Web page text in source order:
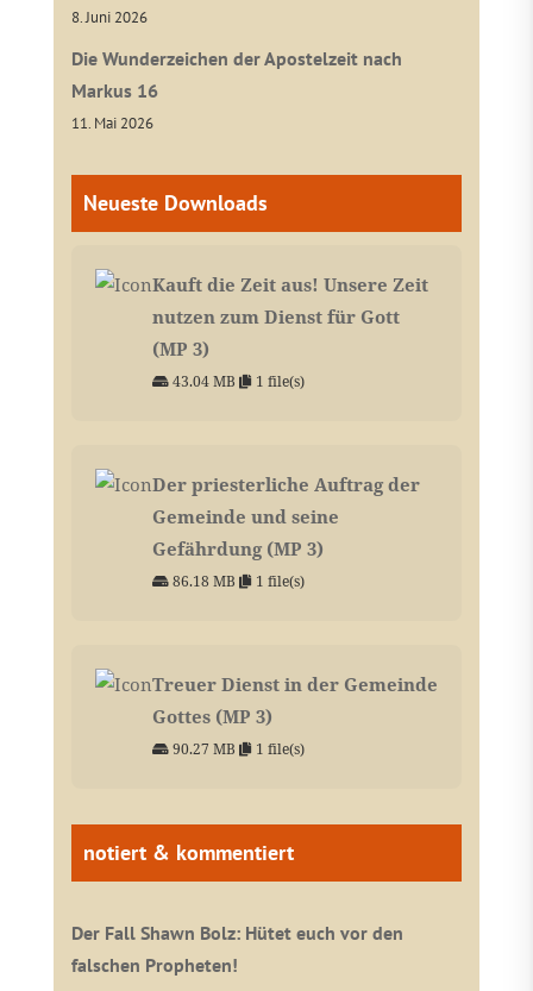
8. Juni 2026
Die Wunderzeichen der Apostelzeit nach
Markus 16
11. Mai 2026
Neueste Downloads
Kauft die Zeit aus! Unsere Zeit
nutzen zum Dienst für Gott
(MP 3)
43.04 MB 1 file(s)
Der priesterliche Auftrag der
Gemeinde und seine
Gefährdung (MP 3)
86.18 MB 1 file(s)
Treuer Dienst in der Gemeinde
Gottes (MP 3)
90.27 MB 1 file(s)
notiert & kommentiert
Der Fall Shawn Bolz: Hütet euch vor den
falschen Propheten!